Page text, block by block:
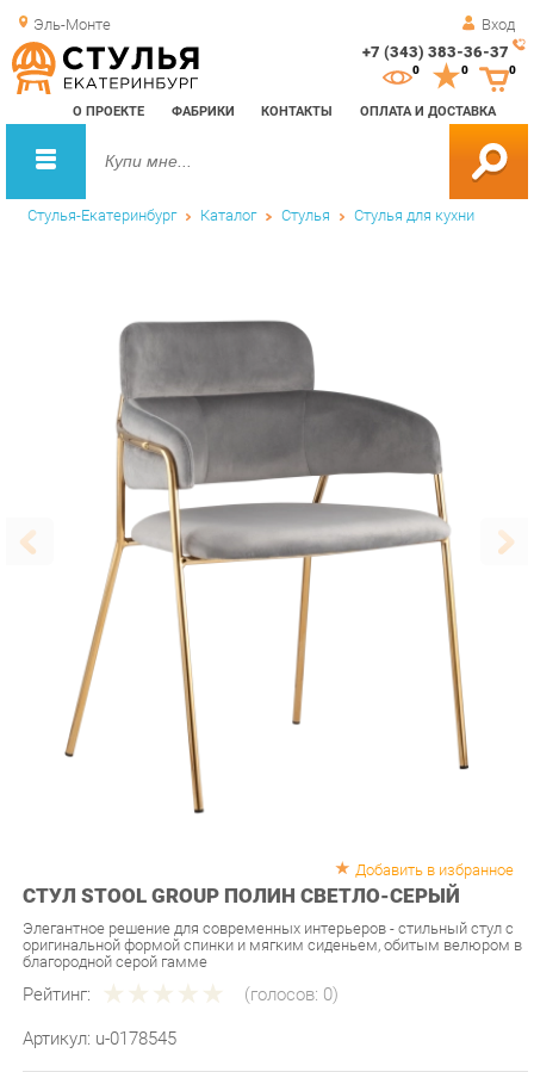
Эль-Монте Вход
+7 (343) 383-36-37
О ПРОЕКТЕ ФАБРИКИ КОНТАКТЫ ОПЛАТА И ДОСТАВКА
0 0
Стулья-Екатеринбург Каталог Стулья Стулья для кухни
СТУЛ STOOL GROUP ПОЛИН СВЕТЛО-СЕРЫЙ
Элегантное решение для современных интерьеров - стильный стул с
оригинальной формой спинки и мягким сиденьем, обитым велюром в
благородной серой гамме
Рейтинг: (голосов:0)
Артикул: u-0178545
Продавец: Мебель-Екб